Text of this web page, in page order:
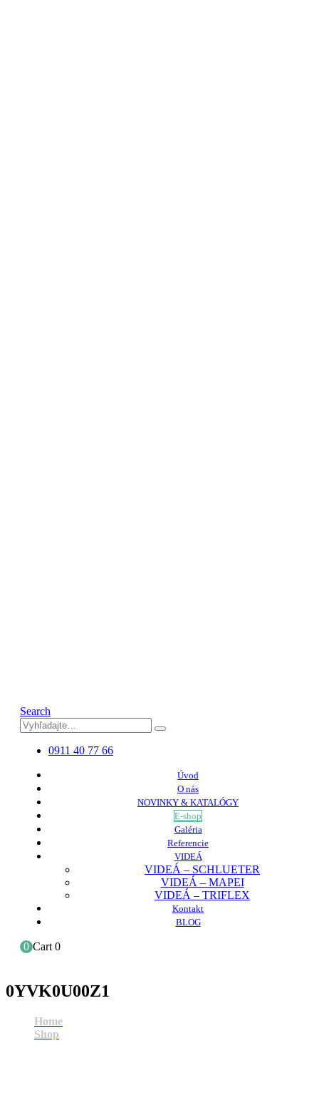
Search
0911 40 77 66
Úvod
O nás
NOVINKY & KATALÓGY
E-shop
Galéria
Referencie
VIDEÁ
VIDEÁ – SCHLUETER
VIDEÁ – MAPEI
VIDEÁ – TRIFLEX
Kontakt
BLOG
0 Cart 0
0YVK0U00Z1
Home
Shop